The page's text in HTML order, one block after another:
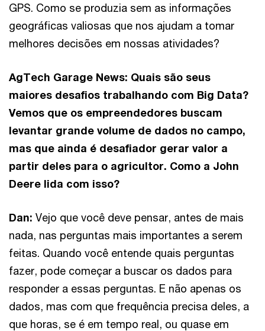
GPS. Como se produzia sem as informações
geográficas valiosas que nos ajudam a tomar
melhores decisões em nossas atividades?
AgTech Garage News: Quais são seus
maiores desafios trabalhando com Big Data?
Vemos que os empreendedores buscam
levantar grande volume de dados no campo,
mas que ainda é desafiador gerar valor a
partir deles para o agricultor. Como a John
Deere lida com isso?
Dan: Vejo que você deve pensar, antes de mais
nada, nas perguntas mais importantes a serem
feitas. Quando você entende quais perguntas
fazer, pode começar a buscar os dados para
responder a essas perguntas. E não apenas os
dados, mas com que frequência precisa deles, a
que horas, se é em tempo real, ou quase em